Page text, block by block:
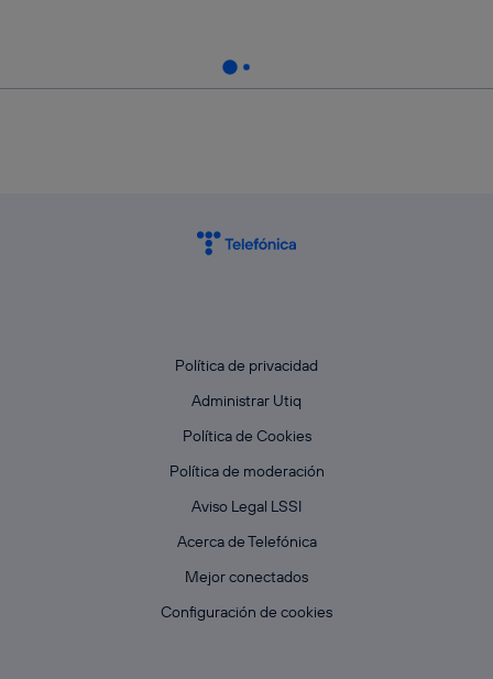
Política de privacidad
Administrar Utiq
Política de Cookies
Política de moderación
Aviso Legal LSSI
Acerca de Telefónica
Mejor conectados
Configuración de cookies